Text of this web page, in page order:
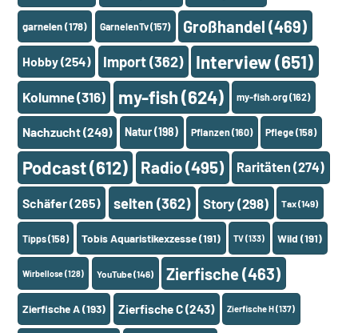
garnelen(178) GarnelenTv(157) Großhandel (469)
Hobby(254) Import(362) Interview(651)
Kolumne(316) my-fish(624) my-fish.org(162)
Nachzucht(249) Natur(198) Pflanzen(160) Pflege(158)
Podcast(612) Radio(495) Raritäten (274)
Schäfer(265) selten (362) Story (298) Tax(149)
Tipps(158) Tobis Aquaristikexzesse(191) TV(133) Wild (191)
Wirbellose(128) YouTube(146) Zierfische(463)
Zierfische A(193) Zierfische C(243) Zierfische H(137)